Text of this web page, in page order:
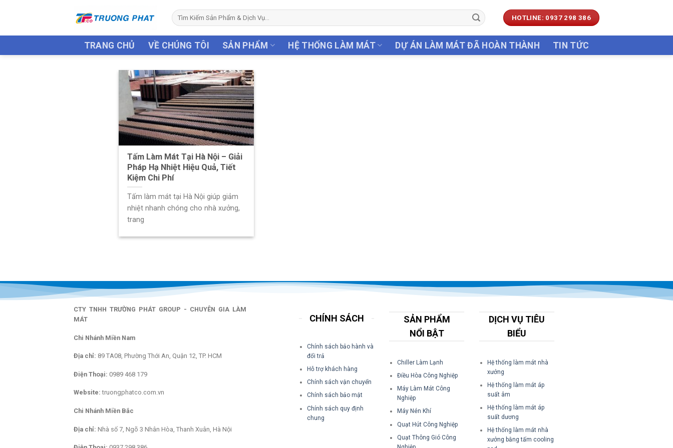
Tìm
kiếm:
HOTLINE: 0937 298 386
TRANG CHỦ VỀ CHÚNG TÔI SẢN PHẨM HỆ THỐNG LÀM MÁT DỰ ÁN LÀM MÁT ĐÃ HOÀN THÀNH TIN TỨC
Tấm Làm Mát Tại Hà Nội – Giải
Pháp Hạ Nhiệt Hiệu Quả, Tiết
Kiệm Chi Phí
Tấm làm mát tại Hà Nội giúp giảm
nhiệt nhanh chóng cho nhà xưởng,
trang
CTY TNHH TRƯỜNG PHÁT GROUP - CHUYÊN GIA LÀM
MÁT
Chi Nhánh Miền Nam
Địa chỉ: 89 TA08, Phường Thới An, Quận 12, TP. HCM
Điện Thoại: 0989 468 179
Website: truongphatco.com.vn
Chi Nhánh Miền Bắc
Địa chỉ: Nhà số 7, Ngõ 3 Nhân Hòa, Thanh Xuân, Hà Nội
CHÍNH SÁCH
Chính sách bảo hành và
đổi trả
Hỗ trợ khách hàng
Chính sách vận chuyển
Chính sách bảo mật
Chính sách quy định
chung
SẢN PHẨM
NỔI BẬT
Chiller Làm Lạnh
Điều Hòa Công Nghiệp
Máy Làm Mát Công
Nghiệp
Máy Nén Khí
Quạt Hút Công Nghiệp
Quạt Thông Gió Công
DỊCH VỤ TIÊU
BIỂU
Hệ thống làm mát nhà
xưởng
Hệ thống làm mát áp
suất âm
Hệ thống làm mát áp
suất dương
Hệ thống làm mát nhà
xưởng bằng tấm cooling